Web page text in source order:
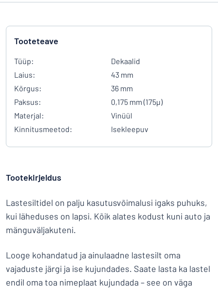
Tooteteave
Tüüp:
Dekaalid
Laius:
43 mm
Kõrgus:
36 mm
Paksus:
0,175 mm (175µ)
Materjal:
Vinüül
Kinnitusmeetod:
Isekleepuv
Tootekirjeldus
Lastesiltidel on palju kasutusvõimalusi igaks puhuks,
kui läheduses on lapsi. Kõik alates kodust kuni auto ja
mänguväljakuteni.
Looge kohandatud ja ainulaadne lastesilt oma
vajaduste järgi ja ise kujundades. Saate lasta ka lastel
endil oma toa nimeplaat kujundada – see on väga